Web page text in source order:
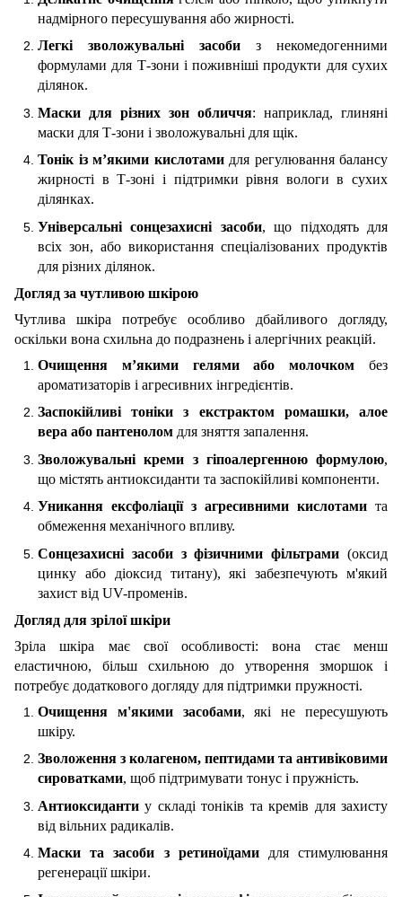
надмірного пересушування або жирності.
Легкі зволожувальні засоби з некомедогенними
формулами для Т-зони і поживніші продукти для сухих
ділянок.
Маски для різних зон обличчя: наприклад, глиняні
маски для Т-зони і зволожувальні для щік.
Тонік із м’якими кислотамидля регулювання балансу
жирності в Т-зоні і підтримки рівня вологи в сухих
ділянках.
Універсальні сонцезахисні засоби, що підходять для
всіх зон, або використання спеціалізованих продуктів
для різних ділянок.
Догляд за чутливою шкірою
Чутлива шкіра потребує особливо дбайливого догляду,
оскільки вона схильна до подразнень і алергічних реакцій.
Очищення м’якими гелями або молочком без
ароматизаторів і агресивних інгредієнтів.
Заспокійливі тоніки з екстрактом ромашки, алое
вера або пантенолом для зняття запалення.
Зволожувальні креми з гіпоалергенною формулою,
що містять антиоксиданти та заспокійливі компоненти.
Уникання ексфоліації з агресивними кислотами та
обмеження механічного впливу.
Сонцезахисні засоби з фізичними фільтрами (оксид
цинку або діоксид титану), які забезпечують м'який
захист від UV-променів.
Догляд для зрілої шкіри
Зріла шкіра має свої особливості: вона стає менш
еластичною, більш схильною до утворення зморшок і
потребує додаткового догляду для підтримки пружності.
Очищення м'якими засобами, які не пересушують
шкіру.
Зволоження з колагеном, пептидами та антивіковими
сироватками, щоб підтримувати тонус і пружність.
Антиоксиданти у складі тоніків та кремів для захисту
від вільних радикалів.
Маски та засоби з ретиноїдамидля стимулювання
регенерації шкіри.